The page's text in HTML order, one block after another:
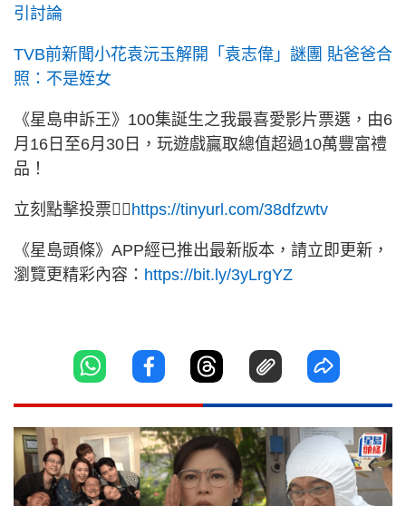
引討論
TVB前新聞小花袁沅玉解開「袁志偉」謎團 貼爸爸合
照：不是姪女
《星島申訴王》100集誕生之我最喜愛影片票選，由6
月16日至6月30日，玩遊戲贏取總值超過10萬豐富禮
品！
立刻點擊投票👉🏻 https://tinyurl.com/38dfzwtv
《星島頭條》APP經已推出最新版本，請立即更新，
瀏覽更精彩內容： https://bit.ly/3yLrgYZ